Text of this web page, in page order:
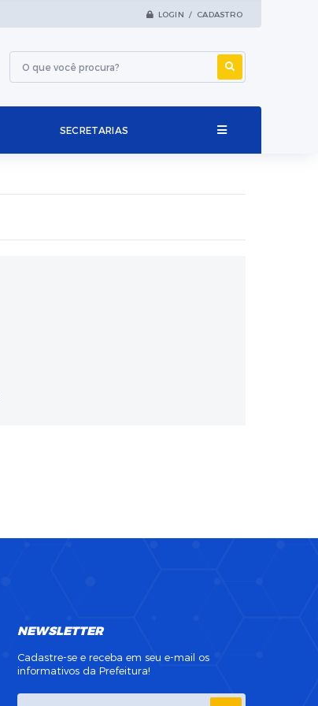
LOGIN / CADASTRO
SECRETARIAS
NEWSLETTER
Cadastre-se e receba em seu e-mail os
informativos da Prefeitura!